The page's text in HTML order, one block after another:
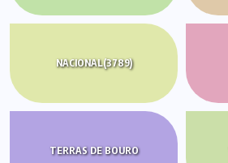
NACIONAL(3789)
TERRAS DE BOURO